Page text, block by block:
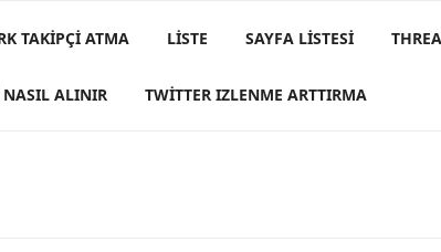
TAKIPÇI ATMA LISTE SAYFA LISTESI
NASIL ALINIR TWITTER IZLENME ARTTIRMA